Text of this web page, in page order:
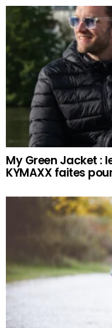
My Green Jacket :
KYMAXX faites